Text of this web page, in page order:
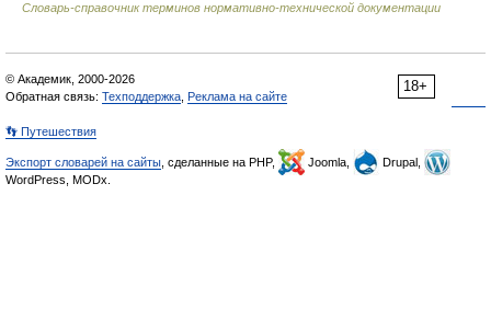
Словарь-справочник терминов нормативно-технической документации
18+
© Академик, 2000-2026
Обратная связь: Техподдержка Реклама на сайте
👣 Путешествия
Экспорт словарей на сайты , сделанные на PHP, Joomla,
Drupal,
WordPress, MODx.